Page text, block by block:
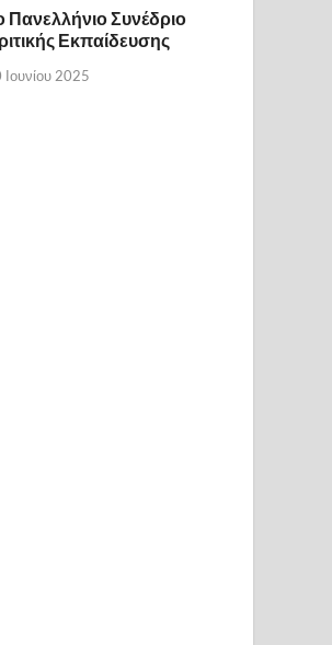
Πανελλήνιο Συνέδριο
Εκπαίδευσης
Ιουνίου 2025